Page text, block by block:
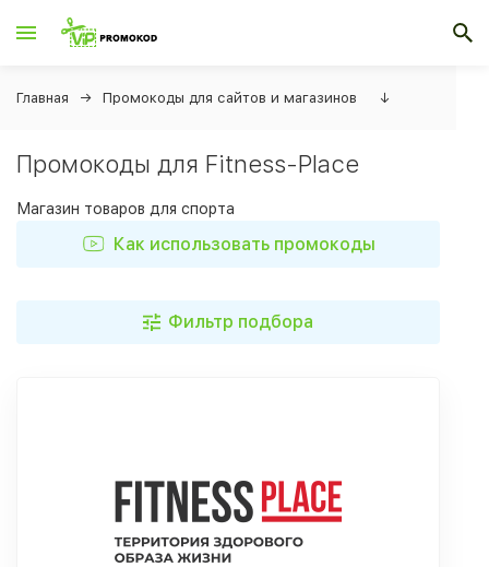
Главная Промокоды для сайтов и магазинов ↓
Промокоды для Fitness-Place
Магазин товаров для спорта
Как использовать промокоды
Фильтр подбора